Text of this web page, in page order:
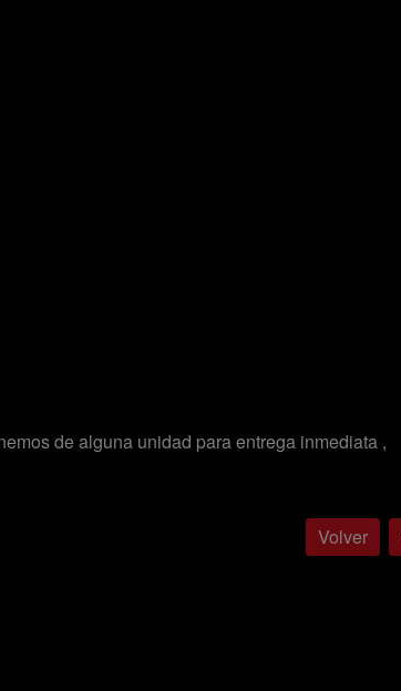
de alguna unidad para entrega inmediata ,
Volver